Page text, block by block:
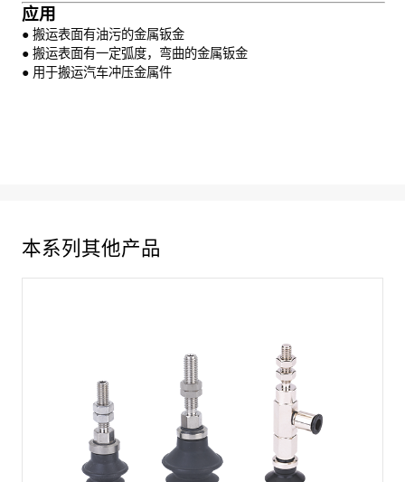
应用
● 搬运表面有油污的金属钣金
● 搬运表面有一定弧度，弯曲的金属钣金
● 用于搬运汽车冲压金属件
本系列其他产品